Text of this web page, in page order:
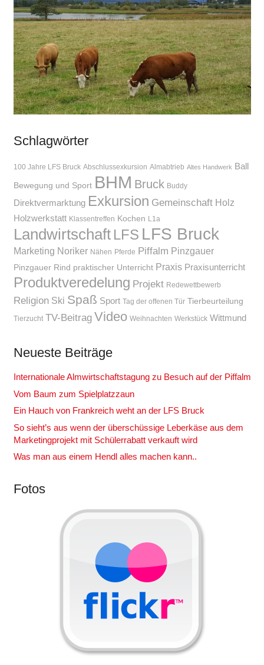
Schlagwörter
100 Jahre LFS Bruck Abschlussexkursion Almabtrieb Altes Handwerk Ball
Bewegung und Sport BHM Bruck Buddy
Direktvermarktung Exkursion Gemeinschaft Holz
Holzwerkstatt Klassentreffen Kochen L1a
Landwirtschaft LFS LFS Bruck
Marketing Noriker Nähen Pferde Piffalm Pinzgauer
Pinzgauer Rind praktischer Unterricht Praxis Praxisunterricht
Produktveredelung Projekt Redewettbewerb
Religion Ski Spaß Sport Tag der offenen Tür Tierbeurteilung
Tierzucht TV-Beitrag Video Weihnachten Werkstück Wittmund
Neueste Beiträge
Internationale Almwirtschaftstagung zu Besuch auf der Piffalm
Vom Baum zum Spielplatzzaun
Ein Hauch von Frankreich weht an der LFS Bruck
So sieht’s aus wenn der überschüssige Leberkäse aus dem
Marketingprojekt mit Schülerrabatt verkauft wird
Was man aus einem Hendl alles machen kann..
Fotos